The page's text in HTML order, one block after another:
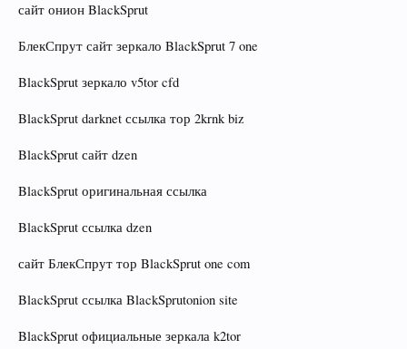
сайт онион BlackSprut
БлекСпрут сайт зеркало BlackSprut 7 one
BlackSprut зеркало v5tor cfd
BlackSprut darknet ссылка тор 2krnk biz
BlackSprut сайт dzen
BlackSprut оригинальная ссылка
BlackSprut ссылка dzen
сайт БлекСпрут тор BlackSprut one com
BlackSprut ссылка BlackSprutonion site
BlackSprut официальные зеркала k2tor